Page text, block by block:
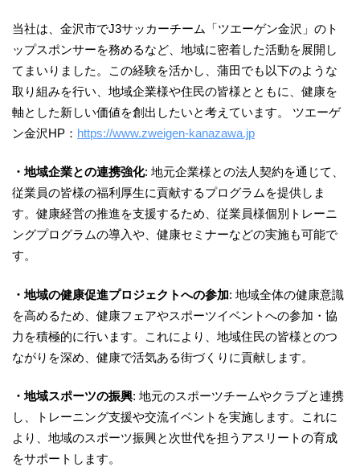
当社は、金沢市でJ3サッカーチーム「ツエーゲン金沢」のト
ップスポンサーを務めるなど、地域に密着した活動を展開し
てまいりました。この経験を活かし、蒲田でも以下のような
取り組みを行い、地域企業様や住民の皆様とともに、健康を
軸とした新しい価値を創出したいと考えています。 ツエーゲ
ン金沢HP： https://www.zweigen-kanazawa.jp
・地域企業との連携強化: 地元企業様との法人契約を通じて、
従業員の皆様の福利厚生に貢献するプログラムを提供しま
す。健康経営の推進を支援するため、従業員様個別トレーニ
ングプログラムの導入や、健康セミナーなどの実施も可能で
す。
・地域の健康促進プロジェクトへの参加: 地域全体の健康意識
を高めるため、健康フェアやスポーツイベントへの参加・協
力を積極的に行います。これにより、地域住民の皆様とのつ
ながりを深め、健康で活気ある街づくりに貢献します。
・地域スポーツの振興: 地元のスポーツチームやクラブと連携
し、トレーニング支援や交流イベントを実施します。これに
より、地域のスポーツ振興と次世代を担うアスリートの育成
をサポートします。